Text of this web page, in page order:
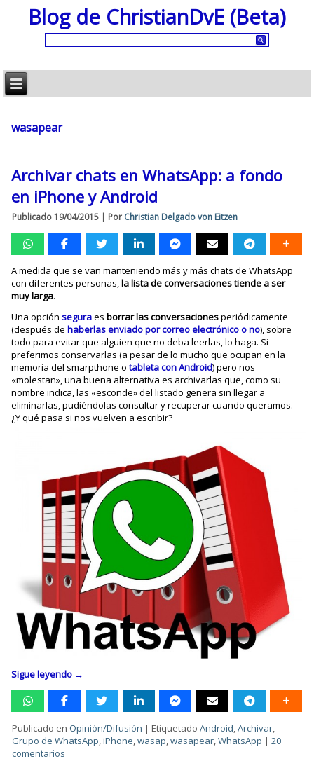
Blog de ChristianDvE (Beta)
wasapear
Archivar chats en WhatsApp: a fondo
en iPhone y Android
Publicado 19/04/2015 | Por Christian Delgado von Eitzen
A medida que se van manteniendo más y más chats de WhatsApp
con diferentes personas,la lista de conversaciones tiende a ser
muy larga.
Una opciónseguraesborrar las conversacionesperiódicamente
(después dehaberlas enviado por correo electrónico o no), sobre
todo para evitar que alguien que no deba leerlas, lo haga. Si
preferimos conservarlas (a pesar de lo mucho que ocupan en la
memoria del smarpthone otableta con Android) pero nos
«molestan», una buena alternativa es archivarlas que, como su
nombre indica, las «esconde» del listado genera sin llegar a
eliminarlas, pudiéndolas consultar y recuperar cuando queramos.
¿Y qué pasa si nos vuelven a escribir?
Sigue leyendo →
Publicado en Opinión/Difusión |Etiquetado Android,Archivar,
Grupo de WhatsApp,iPhone,wasap,wasapear,WhatsApp |20
comentarios